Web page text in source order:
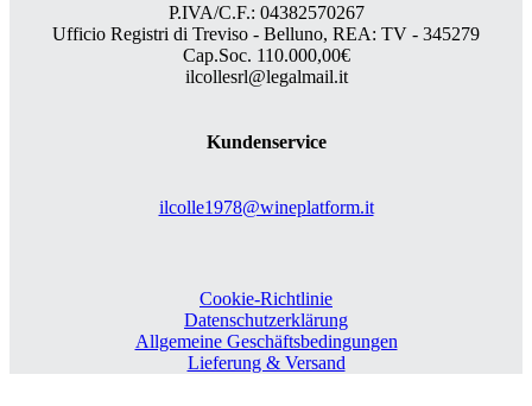
P.IVA/C.F.: 04382570267
Ufficio Registri di Treviso - Belluno, REA: TV - 345279
Cap.Soc. 110.000,00€
ilcollesrl@legalmail.it
Kundenservice
ilcolle1978@wineplatform.it
Cookie-Richtlinie
Datenschutzerklärung
Allgemeine Geschäftsbedingungen
Lieferung & Versand